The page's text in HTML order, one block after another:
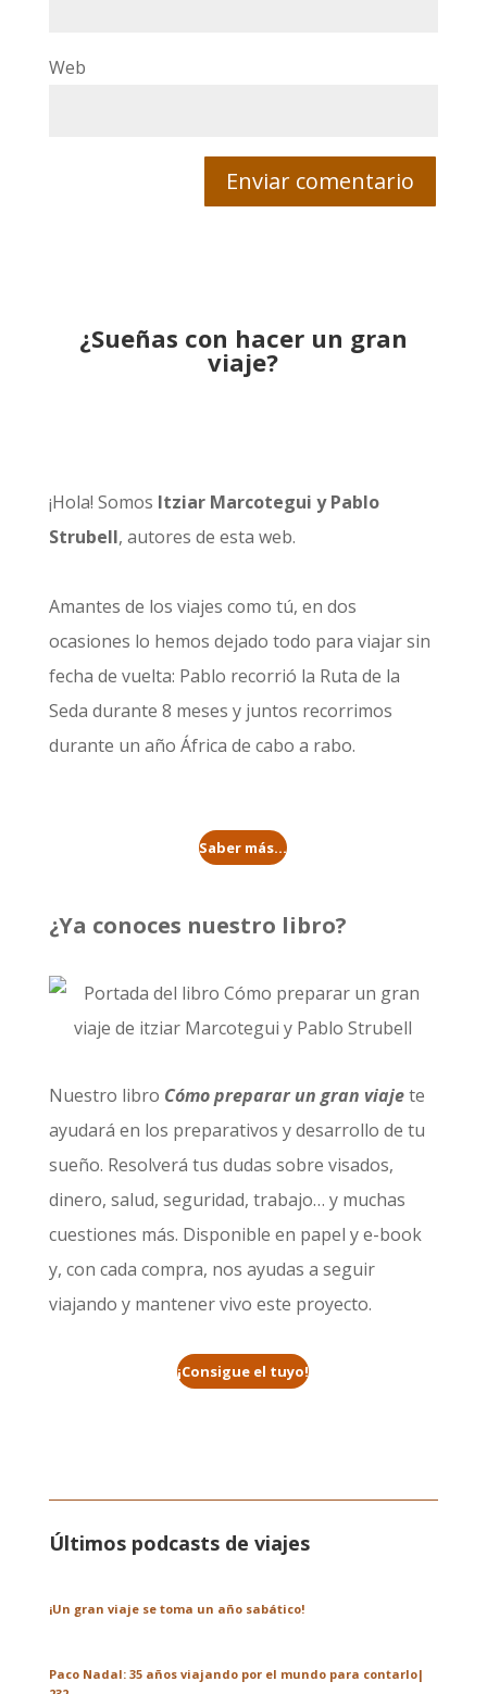
Web
¿Sueñas con hacer un gran
viaje?
¡Hola! Somos Itziar Marcotegui y Pablo
Strubell, autores de esta web.
Amantes de los viajes como tú, en dos
ocasiones lo hemos dejado todo para viajar sin
fecha de vuelta: Pablo recorrió la Ruta de la
Seda durante 8 meses y juntos recorrimos
durante un año África de cabo a rabo.
Saber más...
¿Ya conoces nuestro libro?
Nuestro libro Cómo preparar un gran viajete
ayudará en los preparativos y desarrollo de tu
sueño. Resolverá tus dudas sobre visados,
dinero, salud, seguridad, trabajo… y muchas
cuestiones más. Disponible en papel y e-book
y, con cada compra, nos ayudas a seguir
viajando y mantener vivo este proyecto.
¡Consigue el tuyo!
Últimos podcasts de viajes
¡Un gran viaje se toma un año sabático!
Paco Nadal: 35 años viajando por el mundo para contarlo|